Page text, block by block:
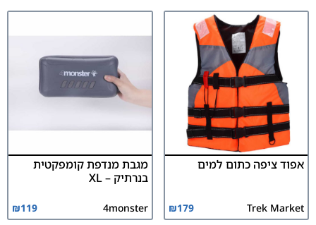
אפוד ציפה כתום למים
Trek Market
₪179
מגבת מנדפת קומפקטית
בנרתיק – XL
4monster
₪119